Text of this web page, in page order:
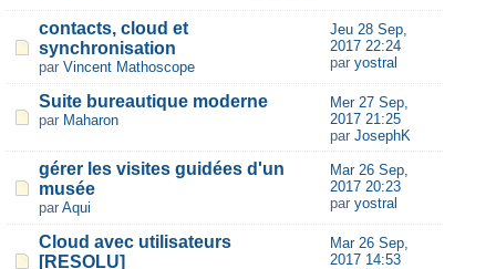
contacts, cloud et
synchronisation
par Vincent Mathoscope
Jeu 28 Sep,
2017 22:24
par yostral
Suite bureautique moderne
par Maharon
Mer 27 Sep,
2017 21:25
par JosephK
gérer les visites guidées d'un
musée
par Aqui
Mar 26 Sep,
2017 20:23
par yostral
Cloud avec utilisateurs
[RESOLU]
Mar 26 Sep,
2017 14:53